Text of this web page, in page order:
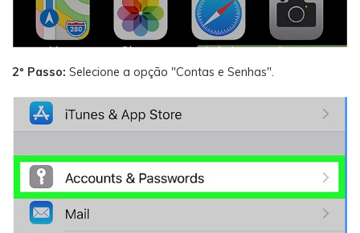
2º Passo: Selecione a opção "Contas e Senhas".